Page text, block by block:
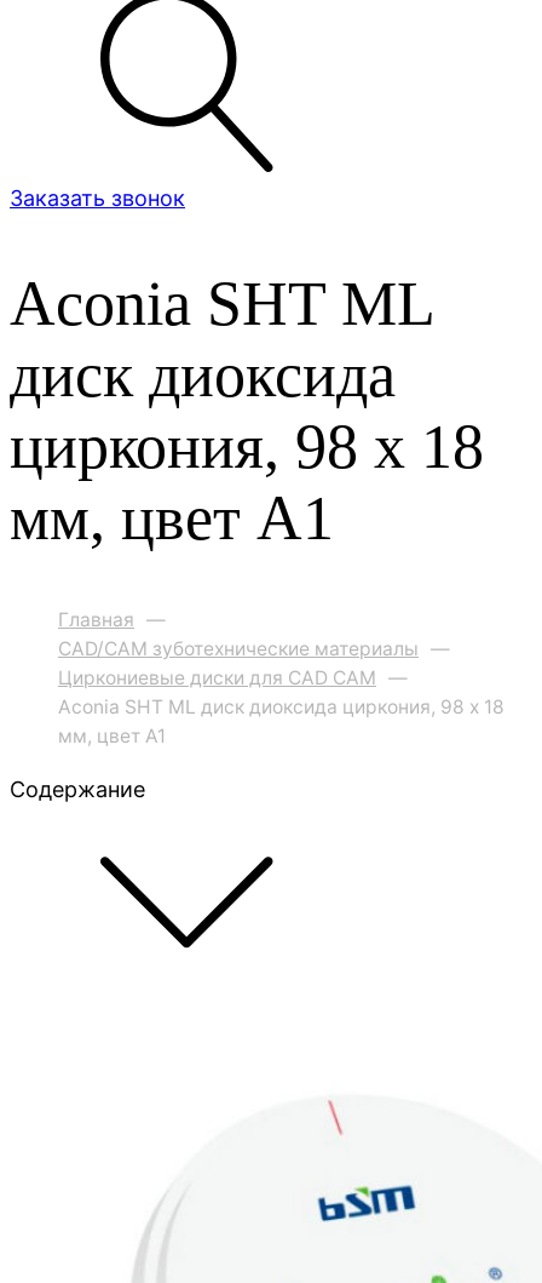
Заказать звонок
Aconia SHT ML
диск диоксида
циркония, 98 x 18
мм, цвет A1
Главная —
CAD/CAM зуботехнические материалы —
Циркониевые диски для CAD CAM —
Aconia SHT ML диск диоксида циркония, 98 x 18
мм, цвет A1
Содержание